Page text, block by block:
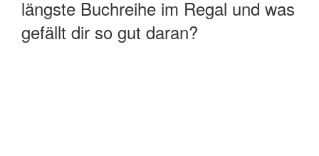
längste Buchreihe im Regal und was
gefällt dir so gut daran?